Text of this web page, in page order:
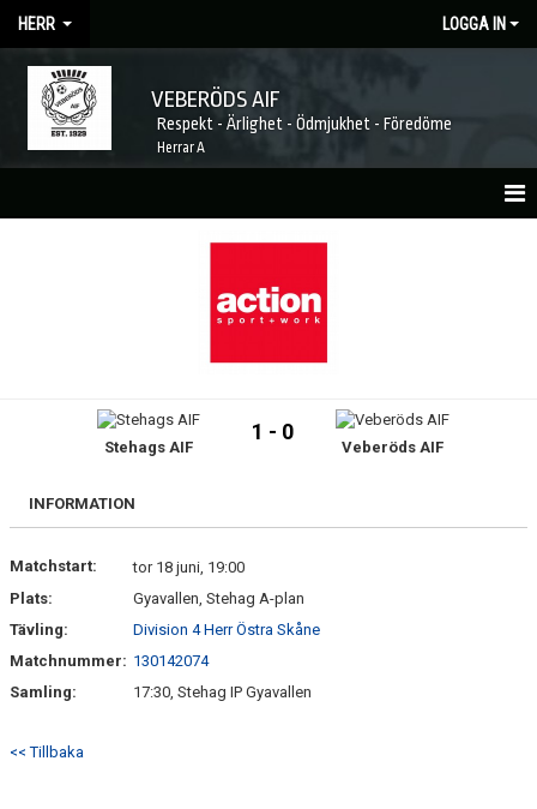
HERR LOGGA IN
VEBERÖDS AIF
Respekt - Ärlighet - Ödmjukhet - Föredöme
Herrar A
LAGETS SPONSORER
KONTAKT
Stehags AIF
1 - 0
Veberöds AIF
INFORMATION
Matchstart:
tor 18 juni, 19:00
Plats:
Gyavallen, Stehag A-plan
Tävling:
Division 4 Herr Östra Skåne
Matchnummer: 130142074
Samling:
17:30, Stehag IP Gyavallen
<< Tillbaka